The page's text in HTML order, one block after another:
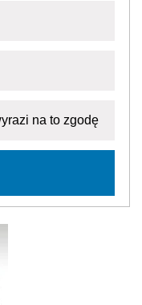
na to zgodę